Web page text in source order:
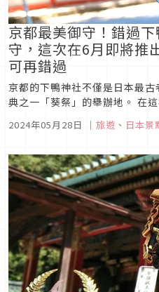
京都最美御守！錯過
守，這次在6月即將推
可再錯過
京都的下鴨神社不僅是日本最
典之一「葵祭」的舉辦地。 在
更是根據時令推出各種絕美的蕾
老的神社吧!
2024年05月28日 ｜ 旅遊 、 日本景